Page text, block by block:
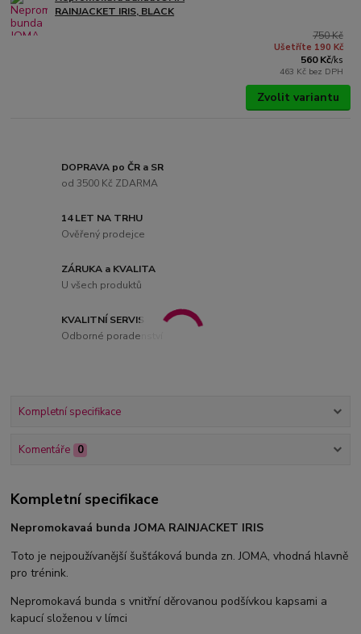
RAINJACKET IRIS, BLACK
750 Kč
Ušetříte 190 Kč
560 Kč/ks
463 Kč bez DPH
Zvolit variantu
DOPRAVA po ČR a SR
od 3500 Kč ZDARMA
14 LET NA TRHU
Ověřený prodejce
ZÁRUKA a KVALITA
U všech produktů
KVALITNÍ SERVIS
Odborné poradenství
Kompletní specifikace
Komentáře 0
Kompletní specifikace
Nepromokavaá bunda JOMA RAINJACKET IRIS
Toto je nejpoužívanější šušťáková bunda zn. JOMA, vhodná hlavně
pro trénink.
Nepromokavá bunda s vnitřní děrovanou podšívkou kapsami a
kapucí složenou v límci